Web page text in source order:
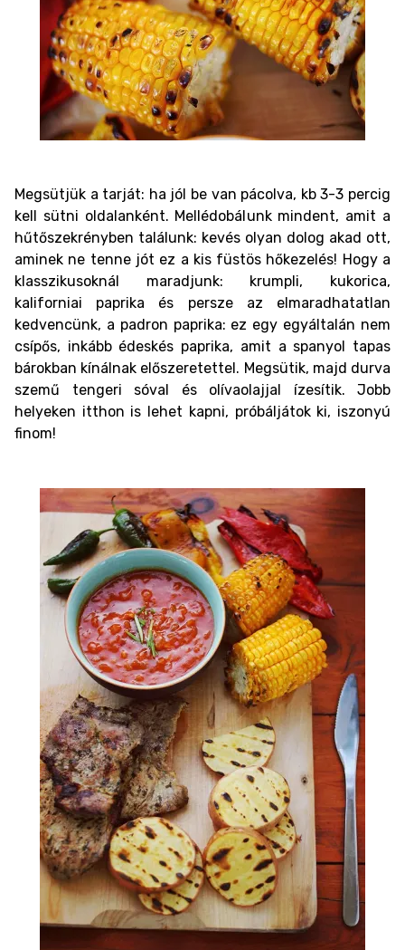
Megsütjük a tarját: ha jól be van pácolva, kb 3-3 percig
kell sütni oldalanként. Mellédobálunk mindent, amit a
hűtőszekrényben találunk: kevés olyan dolog akad ott,
aminek ne tenne jót ez a kis füstös hőkezelés! Hogy a
klasszikusoknál maradjunk: krumpli, kukorica,
kaliforniai paprika és persze az elmaradhatatlan
kedvencünk, a padron paprika: ez egy egyáltalán nem
csípős, inkább édeskés paprika, amit a spanyol tapas
bárokban kínálnak előszeretettel. Megsütik, majd durva
szemű tengeri sóval és olívaolajjal ízesítik. Jobb
helyeken itthon is lehet kapni, próbáljátok ki, iszonyú
finom!